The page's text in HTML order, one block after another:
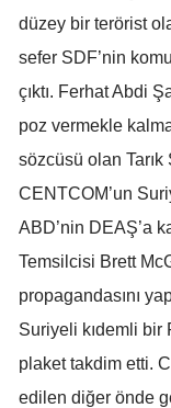
düzey bir terörist
sefer SDF’nin
çıktı. Ferhat Abdi
poz vermekle
sözcüsü olan
CENTCOM’un
ABD’nin DEAŞ’a
Temsilcisi Brett
propagandasını
Suriyeli kıdemli bir
plaket takdim etti.
edilen diğer önde